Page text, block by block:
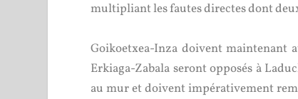
multipliant les fautes directes dont
Goikoetxea-Inza doivent maintenant
Erkiaga-Zabala seront opposés à
au mur et doivent impérativement